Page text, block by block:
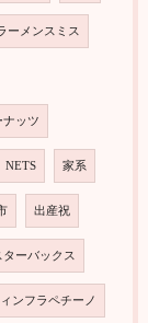
ーメンスミス
ナッツ
NETS 家系
出産祝
ターバックス
ンフラペチーノ